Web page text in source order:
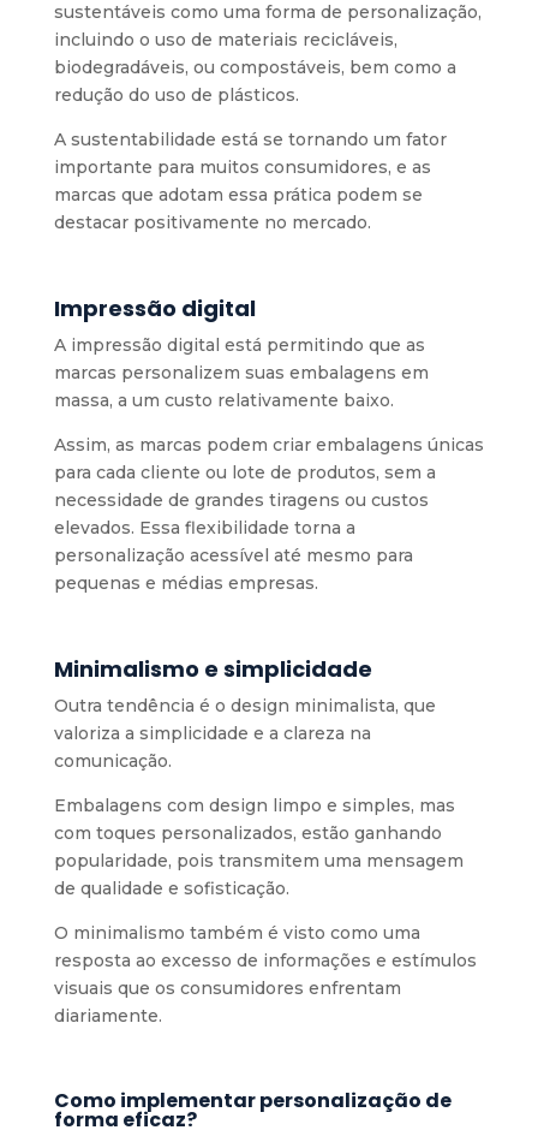
sustentáveis como uma forma de personalização,
incluindo o uso de materiais recicláveis,
biodegradáveis, ou compostáveis, bem como a
redução do uso de plásticos.
A sustentabilidade está se tornando um fator
importante para muitos consumidores, e as
marcas que adotam essa prática podem se
destacar positivamente no mercado.
Impressão digital
A impressão digital está permitindo que as
marcas personalizem suas embalagens em
massa, a um custo relativamente baixo.
Assim, as marcas podem criar embalagens únicas
para cada cliente ou lote de produtos, sem a
necessidade de grandes tiragens ou custos
elevados. Essa flexibilidade torna a
personalização acessível até mesmo para
pequenas e médias empresas.
Minimalismo e simplicidade
Outra tendência é o design minimalista, que
valoriza a simplicidade e a clareza na
comunicação.
Embalagens com design limpo e simples, mas
com toques personalizados, estão ganhando
popularidade, pois transmitem uma mensagem
de qualidade e sofisticação.
O minimalismo também é visto como uma
resposta ao excesso de informações e estímulos
visuais que os consumidores enfrentam
diariamente.
Como implementar personalização de
forma eficaz?